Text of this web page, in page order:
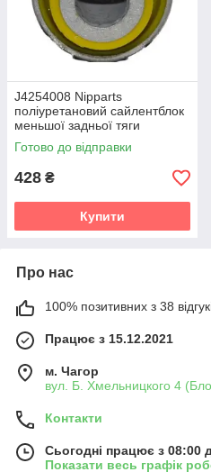
J4254008 Nipparts
поліуретановий сайлентблок
меньшої задньої тяги
PolyBush (аналог) v19
Готово до відправки
428 ₴
Купити
Про нас
100% позитивних з 38
Працює з 15.12.2021
м. Чагор
вул. Б. Хмельницкого 4
Контакти
Сьогодні працює з 08:00
Показати весь графік